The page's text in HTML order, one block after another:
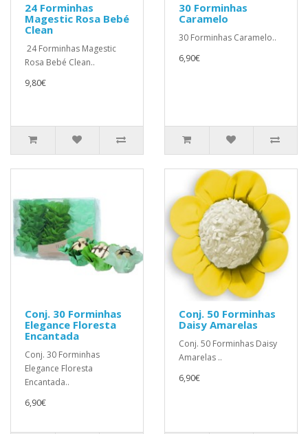
24 Forminhas
Magestic Rosa Bebé
Clean
24 Forminhas Magestic
Rosa Bebé Clean..
9,80€
30 Forminhas
Caramelo
30 Forminhas Caramelo..
6,90€
Conj. 30 Forminhas
Elegance Floresta
Encantada
Conj. 30 Forminhas
Elegance Floresta
Encantada..
6,90€
Conj. 50 Forminhas
Daisy Amarelas
Conj. 50 Forminhas Daisy
Amarelas ..
6,90€